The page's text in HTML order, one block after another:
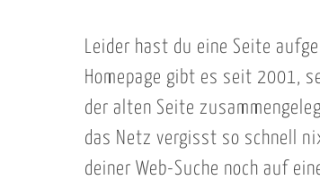
Leider hast du eine Seite
Homepage gibt es seit 2001,
der alten Seite
das Netz vergisst so schnell
deiner Web-Suche noch auf